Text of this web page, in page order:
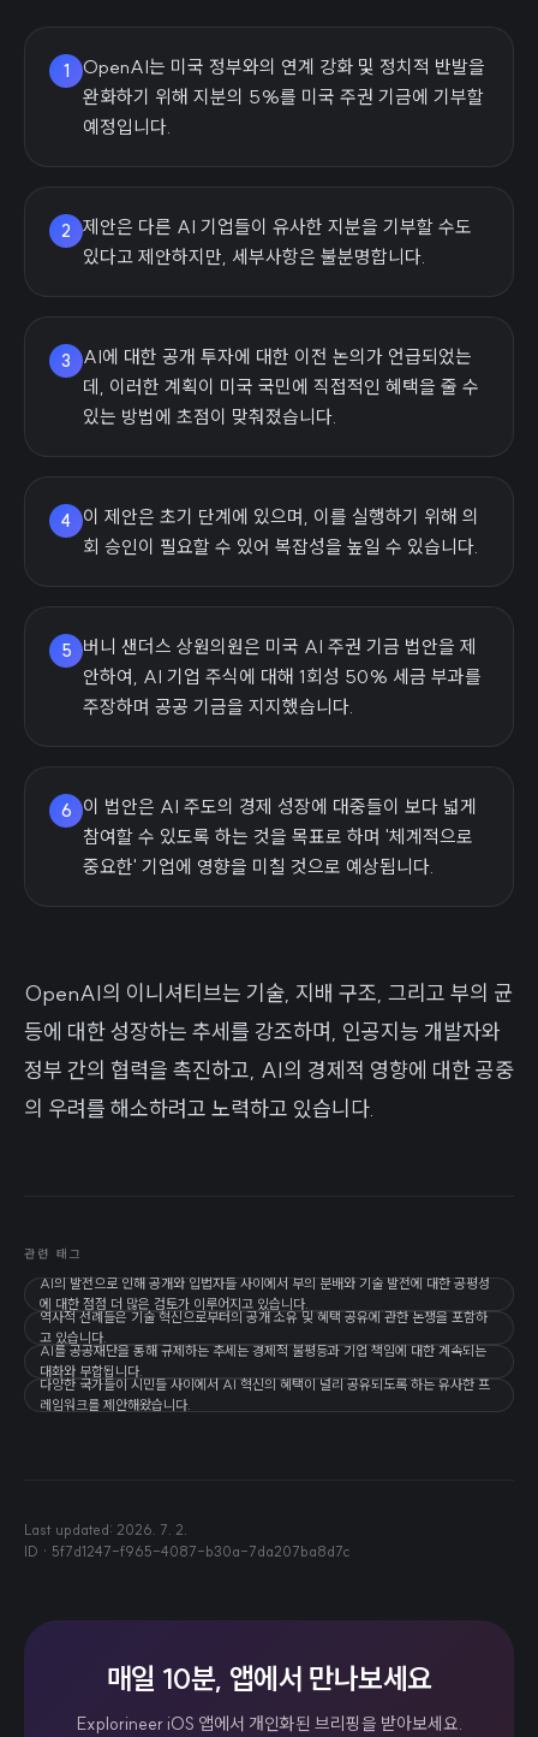
1
OpenAI는 미국 정부와의 연계 강화 및 정치적 반발을
완화하기 위해 지분의 5%를 미국 주권 기금에 기부할
예정입니다.
2
제안은 다른 AI 기업들이 유사한 지분을 기부할 수도
있다고 제안하지만, 세부사항은 불분명합니다.
3
AI에 대한 공개 투자에 대한 이전 논의가 언급되었는
데, 이러한 계획이 미국 국민에 직접적인 혜택을 줄 수
있는 방법에 초점이 맞춰졌습니다.
4
이 제안은 초기 단계에 있으며, 이를 실행하기 위해 의
회 승인이 필요할 수 있어 복잡성을 높일 수 있습니다.
5
버니 샌더스 상원의원은 미국 AI 주권 기금 법안을 제
안하여, AI 기업 주식에 대해 1회성 50% 세금 부과를
주장하며 공공 기금을 지지했습니다.
6
이 법안은 AI 주도의 경제 성장에 대중들이 보다 넓게
참여할 수 있도록 하는 것을 목표로 하며 '체계적으로
중요한' 기업에 영향을 미칠 것으로 예상됩니다.
OpenAI의 이니셔티브는 기술, 지배 구조, 그리고 부의 균
등에 대한 성장하는 추세를 강조하며, 인공지능 개발자와
정부 간의 협력을 촉진하고, AI의 경제적 영향에 대한 공중
의 우려를 해소하려고 노력하고 있습니다.
관련 태그
AI의 발전으로 인해 공개와 입법자들 사이에서 부의 분배와 기술 발전에 대한 공평성
에 대한 점점 더 많은 검토가 이루어지고 있습니다.
역사적 선례들은 기술 혁신으로부터의 공개 소유 및 혜택 공유에 관한 논쟁을 포함하
고 있습니다.
AI를 공공재단을 통해 규제하는 추세는 경제적 불평등과 기업 책임에 대한 계속되는
대화와 부합됩니다.
다양한 국가들이 시민들 사이에서 AI 혁신의 혜택이 널리 공유되도록 하는 유사한 프
레임워크를 제안해왔습니다.
Last updated: 2026. 7. 2.
ID · 5f7d1247-f965-4087-b30a-7da207ba8d7c
매일 10분, 앱에서 만나보세요
Explorineer iOS 앱에서 개인화된 브리핑을 받아보세요.